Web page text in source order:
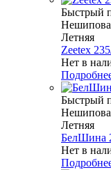
Быстрый
Летняя
Zeetex
Нет в
Быстрый
Летняя
БелШина
Нет в